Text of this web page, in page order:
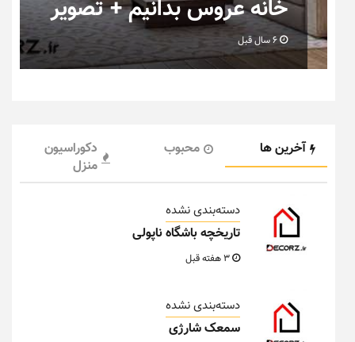
رویایی خاص و متفاوت
آخرین ها محبوب
دکوراسیون
منزل
دسته‌بندی نشده
تاریخچه باشگاه ناپولی
دسته‌بندی نشده
سمعک شارژی